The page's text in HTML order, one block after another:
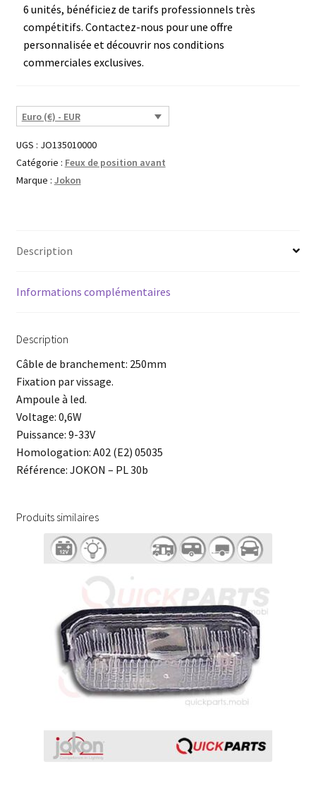
6 unités, bénéficiez de tarifs professionnels très
compétitifs. Contactez-nous pour une offre
personnalisée et découvrir nos conditions
commerciales exclusives.
Euro (€) - EUR
UGS : JO135010000
Catégorie : Feux de position avant
Marque : Jokon
Description
Informations complémentaires
Description
Câble de branchement: 250mm
Fixation par vissage.
Ampoule à led.
Voltage: 0,6W
Puissance: 9-33V
Homologation: A02 (E2) 05035
Référence: JOKON – PL 30b
Produits similaires